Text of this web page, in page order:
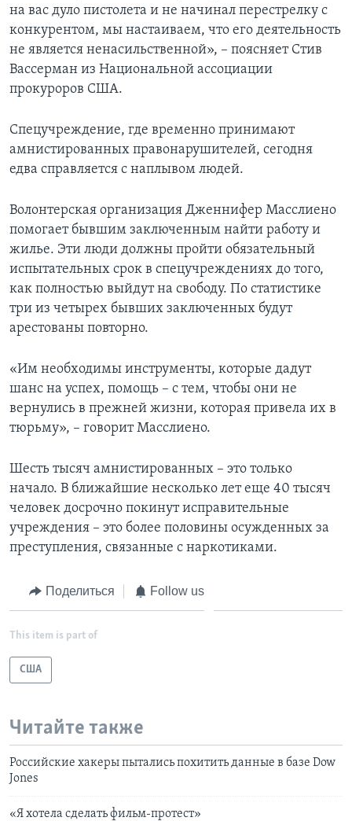
на вас дуло пистолета и не начинал перестрелку с
конкурентом, мы настаиваем, что его деятельность
не является ненасильственной», – поясняет Стив
Вассерман из Национальной ассоциации
прокуроров США.
Спецучреждение, где временно принимают
амнистированных правонарушителей, сегодня
едва справляется с наплывом людей.
Волонтерская организация Дженнифер Масслиено
помогает бывшим заключенным найти работу и
жилье. Эти люди должны пройти обязательный
испытательных срок в спецучреждениях до того,
как полностью выйдут на свободу. По статистике
три из четырех бывших заключенных будут
арестованы повторно.
«Им необходимы инструменты, которые дадут
шанс на успех, помощь – с тем, чтобы они не
вернулись в прежней жизни, которая привела их в
тюрьму», – говорит Масслиено.
Шесть тысяч амнистированных – это только
начало. В ближайшие несколько лет еще 40 тысяч
человек досрочно покинут исправительные
учреждения – это более половины осужденных за
преступления, связанные с наркотиками.
Поделиться Follow us
This item is part of
США
Читайте также
Российские хакеры пытались похитить данные в базе Dow
Jones
«Я хотела сделать фильм-протест»